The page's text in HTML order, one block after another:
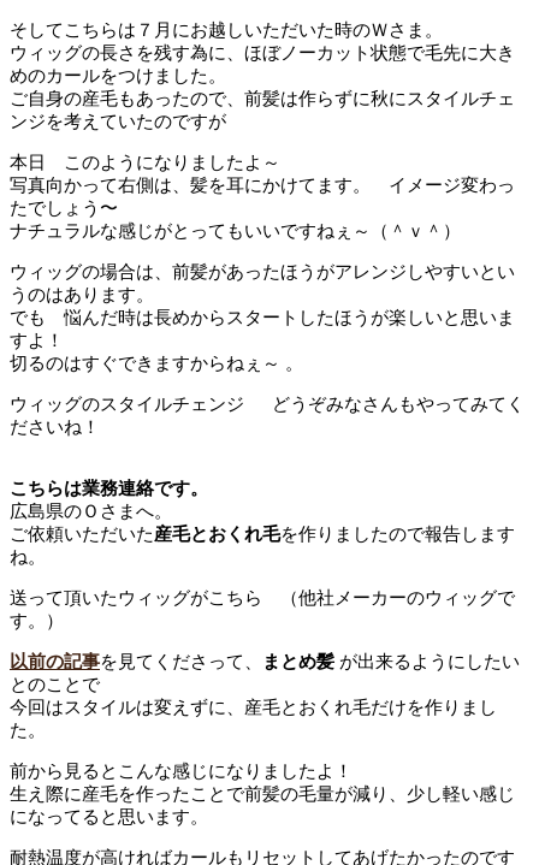
そしてこちらは７月にお越しいただいた時のＷさま。
ウィッグの長さを残す為に、ほぼノーカット状態で毛先に大き
めのカールをつけました。
ご自身の産毛もあったので、前髪は作らずに秋にスタイルチェ
ンジを考えていたのですが
本日 このようになりましたよ～
写真向かって右側は、髪を耳にかけてます。 イメージ変わっ
たでしょう〜
ナチュラルな感じがとってもいいですねぇ～（＾ｖ＾）
ウィッグの場合は、前髪があったほうがアレンジしやすいとい
うのはあります。
でも 悩んだ時は長めからスタートしたほうが楽しいと思いま
すよ！
切るのはすぐできますからねぇ～ 。
ウィッグのスタイルチェンジ どうぞみなさんもやってみてく
ださいね！
こちらは業務連絡です。
広島県のＯさまへ。
ご依頼いただいた産毛とおくれ毛を作りましたので報告します
ね。
送って頂いたウィッグがこちら （他社メーカーのウィッグで
す。）
以前の記事を見てくださって、 まとめ髪 が出来るようにしたい
とのことで
今回はスタイルは変えずに、産毛とおくれ毛だけを作りまし
た。
前から見るとこんな感じになりましたよ！
生え際に産毛を作ったことで前髪の毛量が減り、少し軽い感じ
になってると思います。
耐熱温度が高ければカールもリセットしてあげたかったのです